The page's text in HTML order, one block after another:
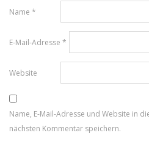
Name *
E-Mail-Adresse *
Website
Name, E-Mail-Adresse und Website in
nächsten Kommentar speichern.